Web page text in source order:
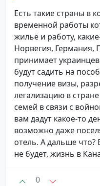
Есть такие страны в
временной работы
жильё и работу,
Норвегия, Германия,
принимает
будут садить на
получение визы,
легализацию в
семей в связи с
вам дадут какое-то
возможно даже
отель. А дальше что?
не будет, жизнь в
0